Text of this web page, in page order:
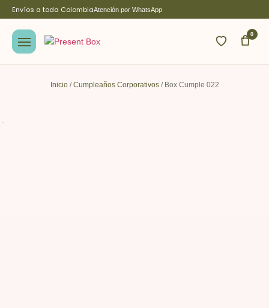
Envíos a toda ColombiaAtención por WhatsApp
0
Inicio/Cumpleaños Corporativos/ Box Cumple 022